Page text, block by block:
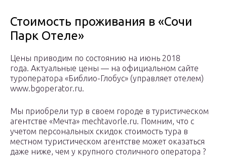
Стоимость проживания в «Сочи
Парк Отеле»
Цены приводим по состоянию на июнь 2018
года. Актуальные цены — на официальном сайте
туроператора «Библио-Глобус» (управляет отелем)
www.bgoperator.ru.
Мы приобрели тур в своем городе в туристическом
агентстве «Мечта» mechtavorle.ru. Помним, что с
учетом персональных скидок стоимость тура в
местном туристическом агентстве может оказаться
даже ниже, чем у крупного столичного оператора ?